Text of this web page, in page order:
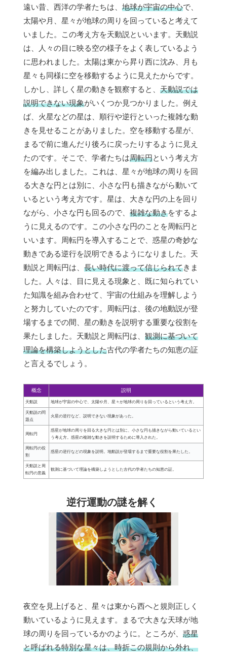
遠い昔、西洋の学者たちは、 地球が宇宙の中心で、
太陽や月、星々が地球の周りを回っていると考えて
いました。この考え方を天動説といいます。天動説
は、人々の目に映る空の様子をよく表しているよう
に思われました。太陽は東から昇り西に沈み、月も
星々も同様に空を移動するように見えたからです。
しかし、詳しく星の動きを観察すると、 天動説では
説明できない現象がいくつか見つかりました。例え
ば、火星などの星は、順行や逆行といった複雑な動
きを見せることがありました。空を移動する星が、
まるで前に進んだり後ろに戻ったりするように見え
たのです。そこで、学者たちは周転円という考え方
を編み出しました。これは、星々が地球の周りを回
る大きな円とは別に、小さな円も描きながら動いて
いるという考え方です。星は、大きな円の上を回り
ながら、小さな円も回るので、 複雑な動きをするよ
うに見えるのです。この小さな円のことを周転円と
いいます。周転円を導入することで、惑星の奇妙な
動きである逆行を説明できるようになりました。天
動説と周転円は、 長い時代に渡って信じられてきま
した。人々は、目に見える現象と、既に知られてい
た知識を組み合わせて、宇宙の仕組みを理解しよう
と努力していたのです。周転円は、後の地動説が登
場するまでの間、星の動きを説明する重要な役割を
果たしました。天動説と周転円は、 観測に基づいて
理論を構築しようとした古代の学者たちの知恵の証
と言えるでしょう。
概念 説明
天動説 地球が宇宙の中心で、太陽や月、星々が地球の周りを回っているという考え方。
天動説の問
題点
火星の逆行など、説明できない現象があった。
周転円
惑星が地球の周りを回る大きな円とは別に、小さな円も描きながら動いているとい
う考え方。惑星の複雑な動きを説明するために導入された。
周転円の役
割
惑星の逆行などの現象を説明。地動説が登場するまで重要な役割を果たした。
天動説と周
転円の意義
観測に基づいて理論を構築しようとした古代の学者たちの知恵の証。
逆行運動の謎を解く
夜空を見上げると、星々は東から西へと規則正しく
動いているように見えます。まるで大きな天球が地
球の周りを回っているかのように。ところが、 惑星
と呼ばれる特別な星々は、時折この規則から外れ、